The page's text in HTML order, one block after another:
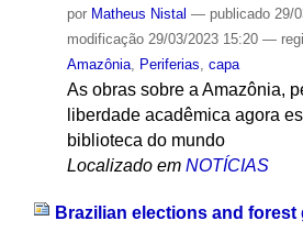
por Matheus Nistal — publicado29/
modificação29/03/2023 15:20 —
Amazônia, Periferias, capa
As obras sobre a Amazônia,
liberdade acadêmica agora
biblioteca do mundo
Localizado em NOTÍCIAS
Brazilian elections and forest